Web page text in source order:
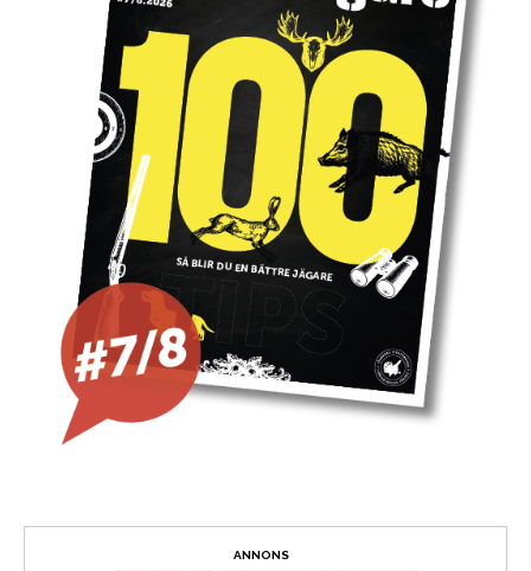
ANNONS